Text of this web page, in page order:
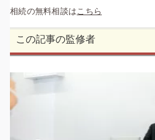
相続の無料相談はこちら
この記事の監修者